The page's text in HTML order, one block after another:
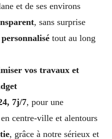
et de ses environs
, sans surprise
tout au long
vos travaux et
7j/7, pour une
centre-ville et alentours
, grâce à notre sérieux et